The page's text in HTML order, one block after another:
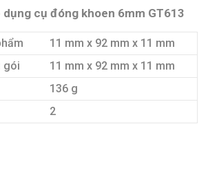
cụ đóng khoen 6mm GT613
11 mm x 92 mm x 11 mm
gói
11 mm x 92 mm x 11 mm
136 g
2